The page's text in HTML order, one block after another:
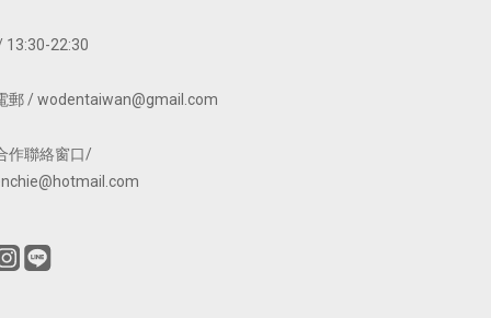
13:30-22:30
郵 / wodentaiwan@gmail.com
作聯絡窗口/